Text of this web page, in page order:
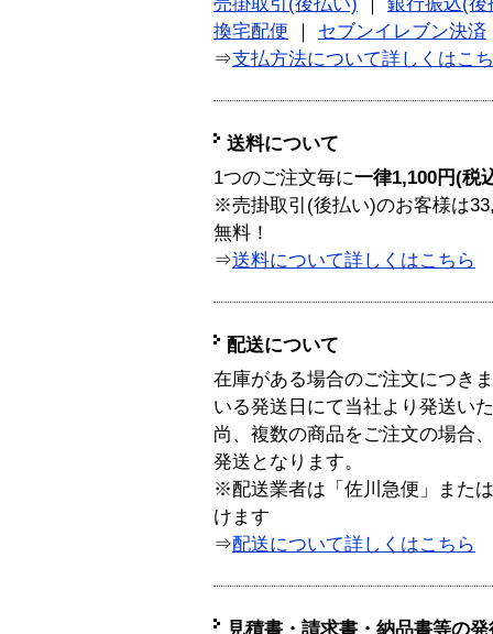
売掛取引(後払い)
銀行振込(後
換宅配便
セブンイレブン決済
⇒支払方法について詳しくはこ
送料について
1つのご注文毎に一律1,100円(税
※売掛取引(後払い)のお客様は
無料！
⇒送料について詳しくはこちら
配送について
在庫がある場合のご注文につき
いる発送日にて当社より発送い
尚、複数の商品をご注文の場合
発送となります。
※配送業者は「佐川急便」また
けます
⇒配送について詳しくはこちら
見積書・請求書・納品書等の